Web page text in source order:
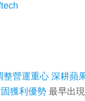
整營運重心 深耕蘋
獲利優勢 最早出